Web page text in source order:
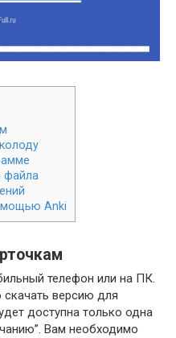
файла
Anki
телефон или на ПК.
версию для
доступна только одна
Вам необходимо